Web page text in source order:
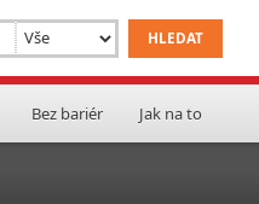
Bez bariér Jak na to